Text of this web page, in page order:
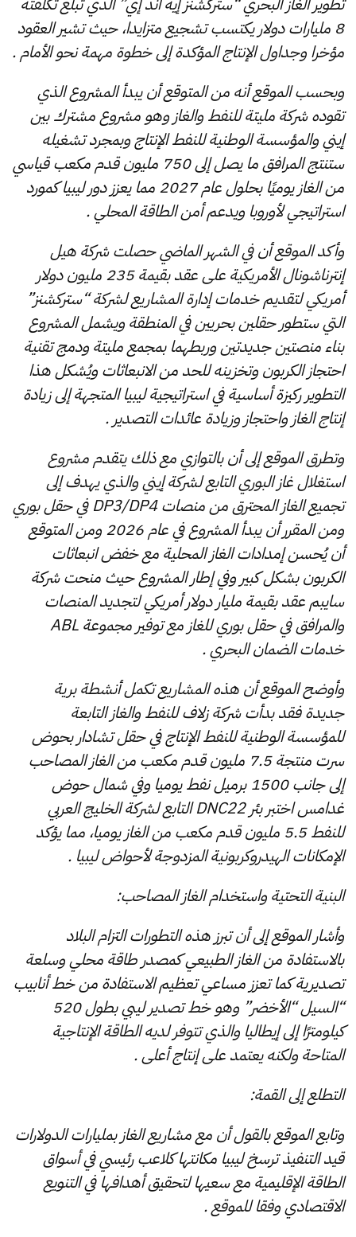
8 مليارات دولار يكتسب تشجيع متزايدا، حيث تشير العقود
مؤخرا وجداول الإنتاج المؤكدة إلى خطوة مهمة نحو الأمام .
وبحسب الموقع أنه من المتوقع أن يبدأ المشروع الذي
تقوده شركة مليتة للنفط والغاز وهو مشروع مشترك بين
إيني والمؤسسة الوطنية للنفط الإنتاج وبمجرد تشغيله
ستنتج المرافق ما يصل إلى 750 مليون قدم مكعب قياسي
من الغاز يوميًا بحلول عام 2027 مما يعزز دور ليبيا کمورد
استراتيجي لأوروبا ويدعم أمن الطاقة المحلي .
وأكد الموقع أن في الشهر الماضي حصلت شركة هيل
إنترناشونال الأمريكية على عقد بقيمة 235 مليون دولار
أمريكي لتقديم خدمات إدارة المشاريع لشركة “ستركشنز”
التي ستطور حقلين بحريين في المنطقة ويشمل المشروع
بناء منصتين جديدتين وربطهما بمجمع مليتة ودمج تقنية
احتجاز الكربون وتخزينه للحد من الانبعاثات ويُشكل هذا
التطوير ركيزة أساسية في استراتيجية ليبيا المتجهة إلى زيادة
إنتاج الغاز واحتجاز وزيادة عائدات التصدير .
وتطرق الموقع إلى أن بالتوازي مع ذلك يتقدم مشروع
استغلال غاز البوري التابع لشركة إيني والذي يهدف إلى
تجميع الغاز المحترق من منصات DP3/DP4 في حقل بوري
ومن المقرر أن يبدأ المشروع في عام 2026 ومن المتوقع
أن يُحسن إمدادات الغاز المحلية مع خفض انبعاثات
الكربون بشكل كبير وفي إطار المشروع حيث منحت شركة
سايبم عقد بقيمة مليار دولار أمريكي لتجديد المنصات
والمرافق في حقل بوري للغاز مع توفير مجموعة ABL
خدمات الضمان البحري .
وأوضح الموقع أن هذه المشاريع تكمل أنشطة برية
جديدة فقد بدأت شركة زلاف للنفط والغاز التابعة
للمؤسسة الوطنية للنفط الإنتاج في حقل تشادار بحوض
سرت منتجة 7.5 مليون قدم مكعب من الغاز المصاحب
إلى جانب 1500 برميل نفط يوميا وفي شمال حوض
غدامس اختبر بئر DNC22 التابع لشركة الخليج العربي
للنفط 5.5 مليون قدم مكعب من الغاز يوميا، مما يؤكد
الإمكانات الهيدروكربونية المزدوجة لأحواض ليبيا .
البنية التحتية واستخدام الغاز المصاحب:
وأشار الموقع إلى أن تبرز هذه التطورات التزام البلاد
بالاستفادة من الغاز الطبيعي كمصدر طاقة محلي وسلعة
تصديرية كما تعزز مساعي تعظيم الاستفادة من خط أنابيب
“السيل “الأخضر” وهو خط تصدير ليبي بطول 520
كيلومترًا إلى إيطاليا والذي تتوفر لديه الطاقة الإنتاجية
المتاحة ولكنه يعتمد على إنتاج أعلى .
التطلع إلى القمة:
وتابع الموقع بالقول أن مع مشاريع الغاز بمليارات الدولارات
قيد التنفيذ ترسخ ليبيا مكانتها كلاعب رئيسي في أسواق
الطاقة الإقليمية مع سعيها لتحقيق أهدافها في التنويع
الاقتصادي وفقا للموقع .